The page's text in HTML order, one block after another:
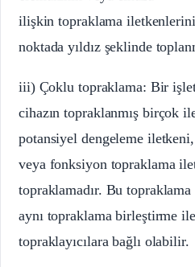
ilişkin topraklama
noktada yıldız şeklinde
iii) Çoklu topraklama: Bir
cihazın topraklanmış birçok
potansiyel dengeleme
veya fonksiyon topraklama
topraklamadır. Bu
aynı topraklama birleştirme
topraklayıcılara bağlı olabilir.